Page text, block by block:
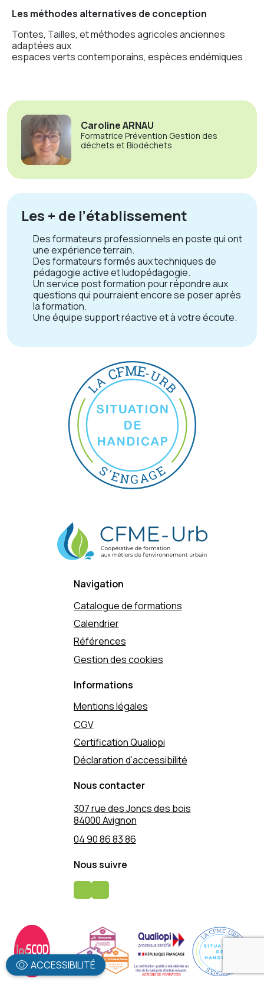
ACCESSIBILITÉ
Les méthodes alternatives de conception
Tontes, Tailles, et méthodes agricoles anciennes
adaptées aux
espaces verts contemporains, espèces endémiques .
Caroline ARNAU
Formatrice Prévention Gestion des
déchets et Biodéchets
Les + de l’établissement
Des formateurs professionnels en poste qui ont
une expérience terrain.
Des formateurs formés aux techniques de
pédagogie active et ludopédagogie.
Un service post formation pour répondre aux
questions qui pourraient encore se poser après
la formation.
Une équipe support réactive et à votre écoute.
Navigation
Catalogue de formations
Calendrier
Références
Gestion des cookies
Informations
Mentions légales
CGV
Certification Qualiopi
Déclaration d’accessibilité
Nous contacter
307 rue des Joncs des bois
84000 Avignon
04 90 86 83 86
Nous suivre